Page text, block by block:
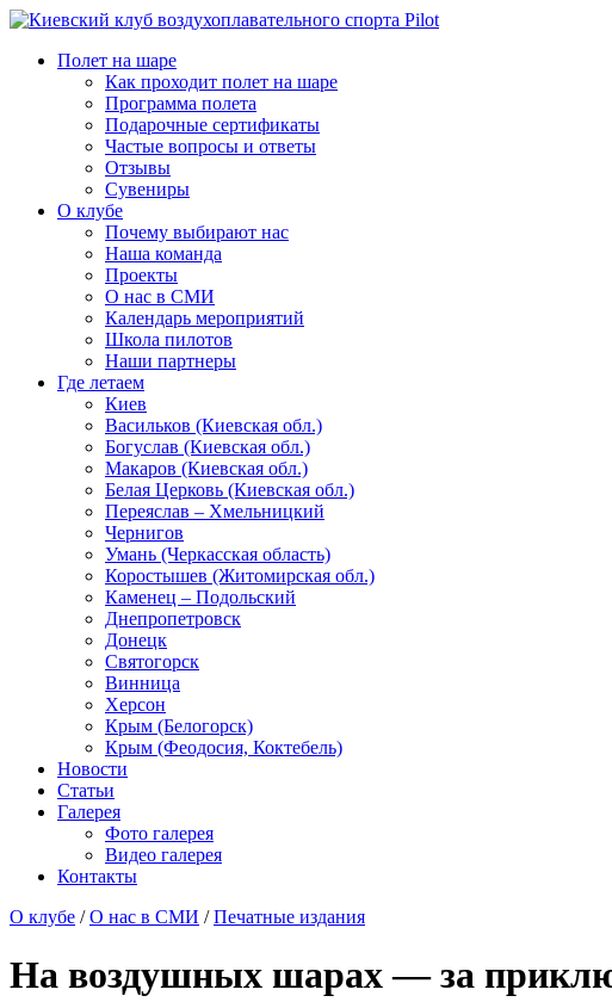
Полет на шаре
Как проходит полет на шаре
Программа полета
Подарочные сертификаты
Частые вопросы и ответы
Отзывы
Сувениры
О клубе
Почему выбирают нас
Наша команда
Проекты
О нас в СМИ
Календарь мероприятий
Школа пилотов
Наши партнеры
Где летаем
Киев
Васильков (Киевская обл.)
Богуслав (Киевская обл.)
Макаров (Киевская обл.)
Белая Церковь (Киевская обл.)
Переяслав – Хмельницкий
Чернигов
Умань (Черкасская область)
Коростышев (Житомирская обл.)
Каменец – Подольский
Днепропетровск
Донецк
Святогорск
Винница
Херсон
Крым (Белогорск)
Крым (Феодосия, Коктебель)
Новости
Статьи
Галерея
Фото галерея
Видео галерея
Контакты
О клубе /О нас в СМИ /Печатные издания
На воздушных шарах — за